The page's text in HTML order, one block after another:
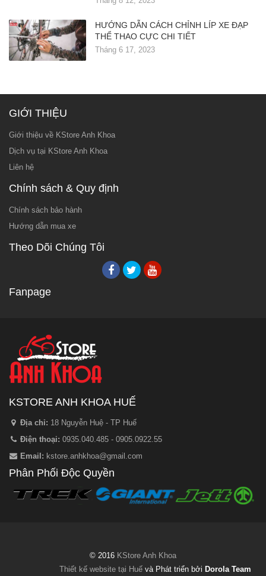
HƯỚNG DẪN CÁCH CHỈNH LÍP XE ĐẠP
THỂ THAO CỰC CHI TIẾT
Tháng 6 17, 2023
GIỚI THIỆU
Giới thiệu về KStore Anh Khoa
Dịch vụ tại KStore Anh Khoa
Liên hệ
Chính sách & Quy định
Chính sách bảo hành
Hướng dẫn mua xe
Theo Dõi Chúng Tôi
Fanpage
KSTORE ANH KHOA HUẾ
Địa chỉ: 18 Nguyễn Huệ - TP Huế
Điện thoại: 0935.040.485 - 0905.0922.55
Email: kstore.anhkhoa@gmail.com
Phân Phối Độc Quyền
© 2016 KStore Anh Khoa
Thiết kế website tại Huế và Phát triển bởi Dorola Team